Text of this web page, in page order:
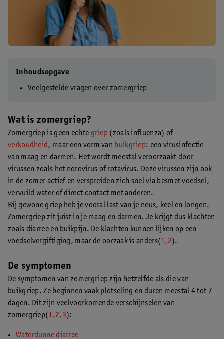
Inhoudsopgave
Veelgestelde vragen over zomergriep
Wat is zomergriep?
Zomergriep is geen echte griep (zoals influenza) of
verkoudheid, maar een vorm van buikgriep: een virusinfectie
van maag en darmen. Het wordt meestal veroorzaakt door
virussen zoals het norovirus of rotavirus. Deze virussen zijn ook
in de zomer actief en verspreiden zich snel via besmet voedsel,
vervuild water of direct contact met anderen.
Bij gewone griep heb je vooral last van je neus, keel en longen.
Zomergriep zit juist in je maag en darmen. Je krijgt dus klachten
zoals diarree en buikpijn. De klachten kunnen lijken op een
voedselvergiftiging, maar de oorzaak is anders(1,2).
De symptomen
De symptomen van zomergriep zijn hetzelfde als die van
buikgriep. Ze beginnen vaak plotseling en duren meestal 4 tot 7
dagen. Dit zijn veelvoorkomende verschijnselen van
zomergriep(1,2,3):
Waterdunne diarree